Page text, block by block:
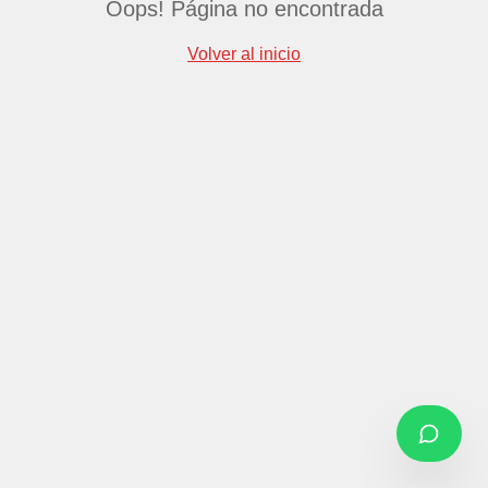
Oops! Página no encontrada
Volver al inicio